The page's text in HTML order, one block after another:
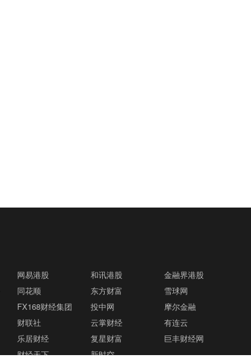
网易港股 和讯港股
金融界港股
同花顺 东方财富
雪球网
FX168财经集团 投中网
摩尔金融
财联社 云掌财经
有连云
乐居财经 复星财富
巨丰财经网
财经天下 新时空